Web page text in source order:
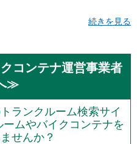
続きを見る
コンテナ運営事業者
≫
ランクルーム検索サイ
ームやバイクコンテナを
せんか？